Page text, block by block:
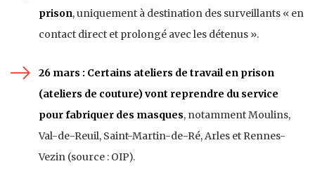
prison, uniquement à destination des surveillants « en
contact direct et prolongé avec les détenus ».
26 mars : Certains ateliers de travail en prison
(ateliers de couture) vont reprendre du service
pour fabriquer des masques, notamment Moulins,
Val-de-Reuil, Saint-Martin-de-Ré, Arles et Rennes-
Vezin (source : OIP).